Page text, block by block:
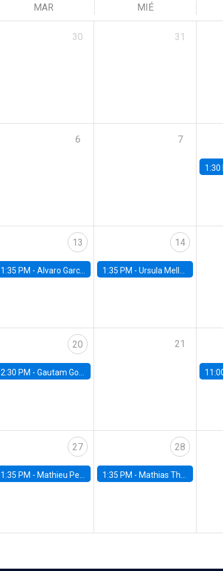
MAR MIÉ
30 31
6 7
13
1:35 PM - Alvaro Garcia-Marin, Universidad de Los Andes
14
1:35 PM -Ursula Mello, Insper - Institute of Education and Research
20
2:30 PM - Gautam Gowrisankaran, Columbia University
21
27
1:35 PM - Mathieu Pedemonte, IDB
28
1:35 PM - Mathias Thoenig, University of Lausanne